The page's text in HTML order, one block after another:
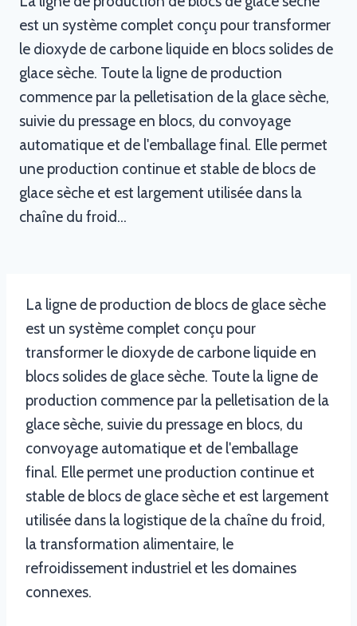
est un système complet conçu pour transformer
le dioxyde de carbone liquide en blocs solides de
glace sèche. Toute la ligne de production
commence par la pelletisation de la glace sèche,
suivie du pressage en blocs, du convoyage
automatique et de l'emballage final. Elle permet
une production continue et stable de blocs de
glace sèche et est largement utilisée dans la
chaîne du froid…
La ligne de production de blocs de glace sèche
est un système complet conçu pour
transformer le dioxyde de carbone liquide en
blocs solides de glace sèche. Toute la ligne de
production commence par la pelletisation de la
glace sèche, suivie du pressage en blocs, du
convoyage automatique et de l'emballage
final. Elle permet une production continue et
stable de blocs de glace sèche et est largement
utilisée dans la logistique de la chaîne du froid,
la transformation alimentaire, le
refroidissement industriel et les domaines
connexes.